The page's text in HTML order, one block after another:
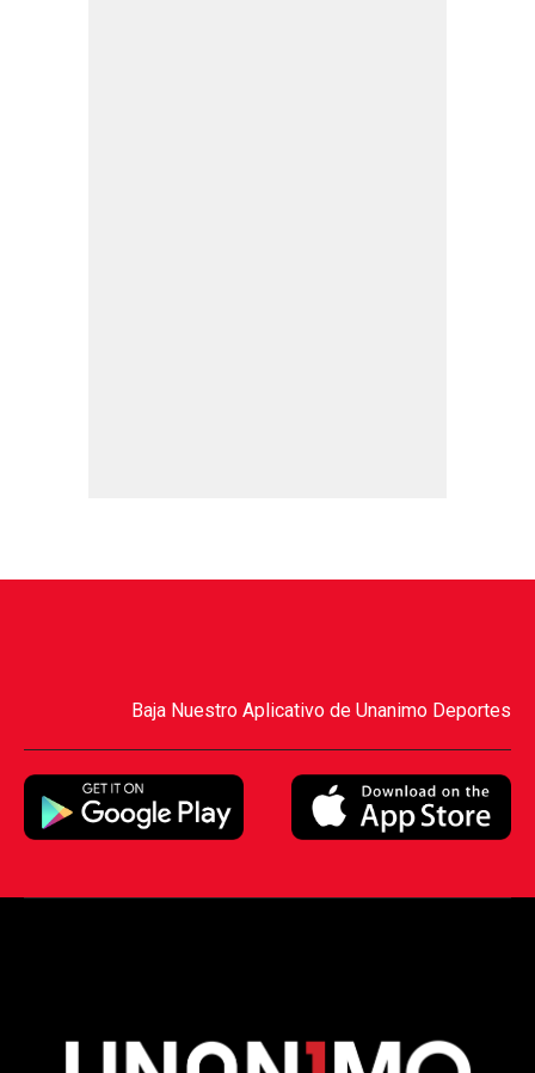
Baja Nuestro Aplicativo de Unanimo Deportes